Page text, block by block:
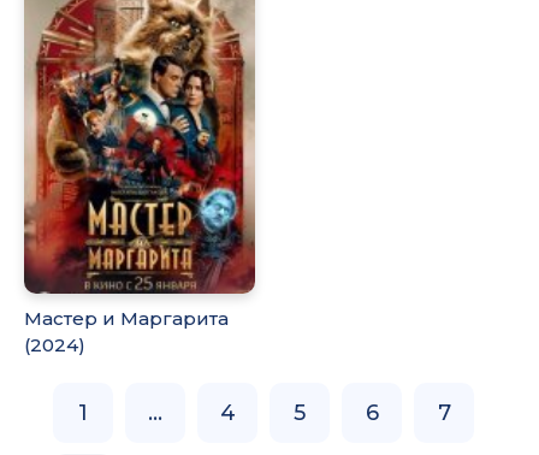
Мастер и Маргарита
(2024)
1 ... 4 5 6 7